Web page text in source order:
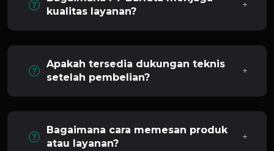
kualitas layanan?
Apakah tersedia dukungan teknis
setelah pembelian?
Bagaimana cara memesan produk
atau layanan?